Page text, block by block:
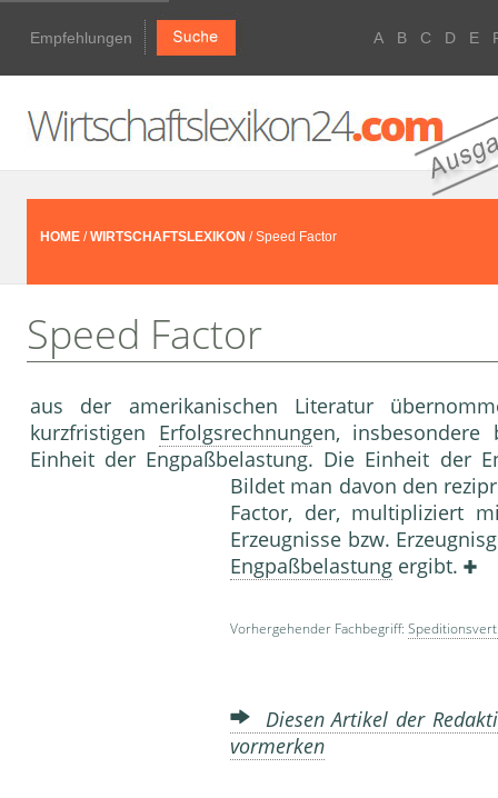
Empfehlungen A B C D E
HOME /WIRTSCHAFTSLEXIKON / Speed Factor
Speed Factor
aus der amerikanischen Literatur
kurzfristigen Erfolgsrechnungen,
Einheit der Engpaßbelastung. Die Einheit der
Bildet man davon den
Factor, der, multipliziert
Erzeugnisse bzw.
Engpaßbelastung ergibt.
Vorhergehender Fachbegriff:
Diesen Artikel der
vormerken